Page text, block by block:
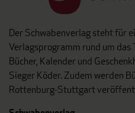
Der Schwabenverlag steht für
Verlagsprogramm rund um das
Bücher, Kalender und
Sieger Köder. Zudem werden
Rottenburg-Stuttgart